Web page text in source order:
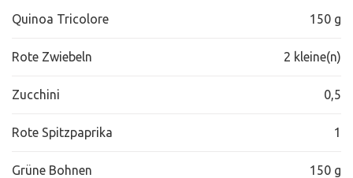
Quinoa Tricolore 150 g
Rote Zwiebeln 2 kleine(n)
Zucchini 0,5
Rote Spitzpaprika 1
Grüne Bohnen 150 g